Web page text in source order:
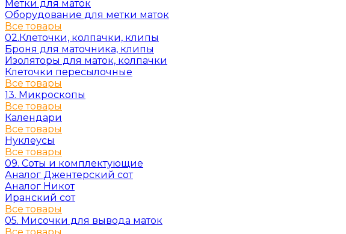
Метки для маток
Оборудование для метки маток
Все товары
02.Клеточки, колпачки, клипы
Броня для маточника, клипы
Изоляторы для маток, колпачки
Клеточки пересылочные
Все товары
13. Микроскопы
Все товары
Календари
Все товары
Нуклеусы
Все товары
09. Соты и комплектующие
Аналог Джентерский сот
Аналог Никот
Иранский сот
Все товары
05. Мисочки для вывода маток